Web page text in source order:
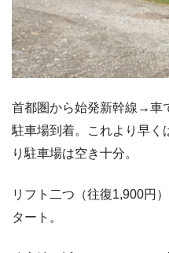
首都圏から始発新幹線→車
駐車場到着。これより早く
り駐車場は空き十分。
リフト二つ（往復1,900円
タート。